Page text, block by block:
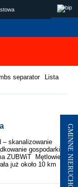
Lista
– skanalizowanie
gospodarki
ZUBWiT Mętlowie
już około 10 km